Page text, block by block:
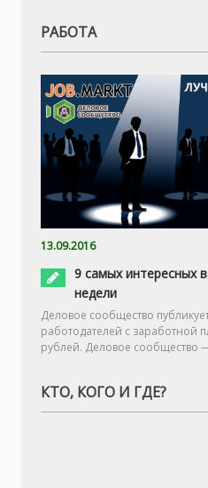
РАБОТА
13.09.2016
9 самых интересных
недели
Деловое сообщество
работодателей с заработной
рублей. Деловое сообщество
КТО, КОГО И ГДЕ?